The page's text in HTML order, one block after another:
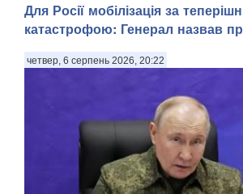
Для Росії мобілізація за
катастрофою: Генерал назвав
четвер, 6 серпень 2026, 20:22